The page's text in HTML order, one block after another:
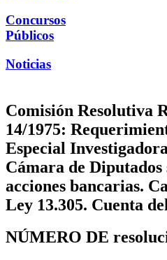
Concursos
Públicos
Noticias
Comisión Resolutiva
14/1975:
Especial
Cámara de
acciones bancarias.
Ley 13.305. Cuenta
NÚMERO DE